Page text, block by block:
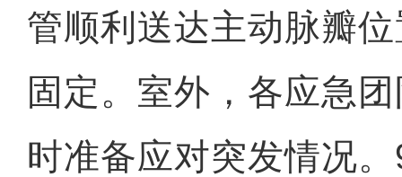
管顺利送达主动脉瓣
固定。室外，各应急
时准备应对突发情况